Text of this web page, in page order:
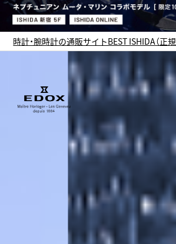
時計・腕時計の通販サイトBEST ISHIDA（正規